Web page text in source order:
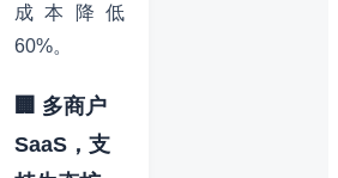
成本降低
60%。
🏢 多商户
SaaS，支